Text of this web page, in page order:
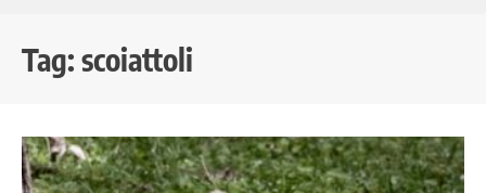
Tag: scoiattoli